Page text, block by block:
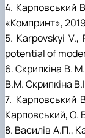
4. Карповський
«Компринт»,
5. Karpovskyi
potential of
6. Скрипкіна В.
В.М. Скрипкіна
7. Карповський
Карповський, О.
8. Василів А.П.,